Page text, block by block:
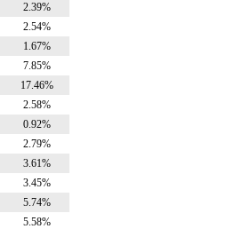
2.39%
2.54%
1.67%
7.85%
17.46%
2.58%
0.92%
2.79%
3.61%
3.45%
5.74%
5.58%